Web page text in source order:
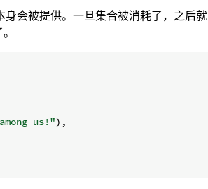
会被提供。一旦集合被消耗了，之后就
us!") ,